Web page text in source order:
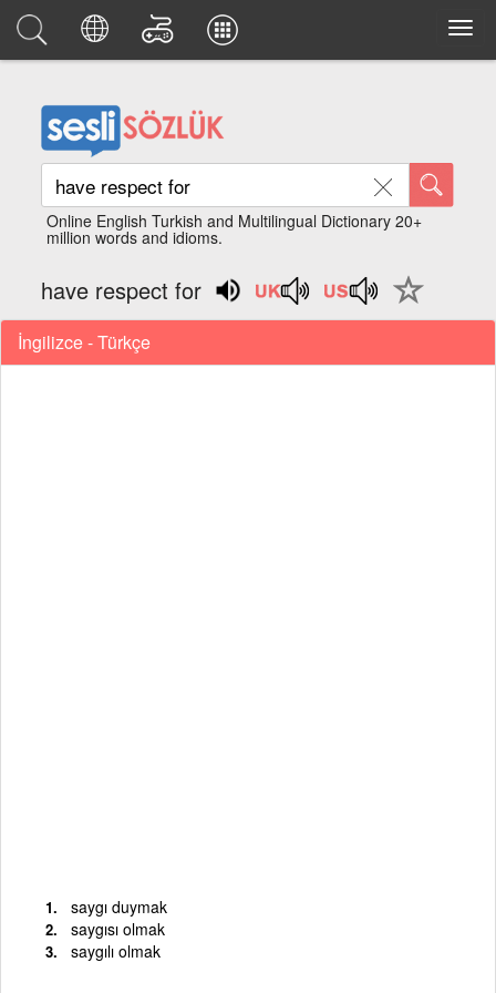
Online English Turkish and Multilingual Dictionary 20+
million words and idioms.
have respect for
İngilizce - Türkçe
saygı duymak
saygısı olmak
saygılı olmak